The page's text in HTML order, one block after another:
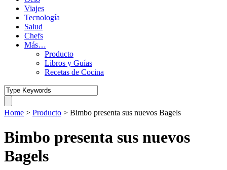
Viajes
Tecnología
Salud
Chefs
Más…
Producto
Libros y Guías
Recetas de Cocina
Home > Producto > Bimbo presenta sus nuevos Bagels
Bimbo presenta sus nuevos
Bagels